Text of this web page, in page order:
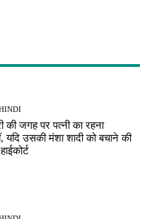
की जगह पर पत्नी का रहना
यदि उसकी मंशा शादी को बचाने की